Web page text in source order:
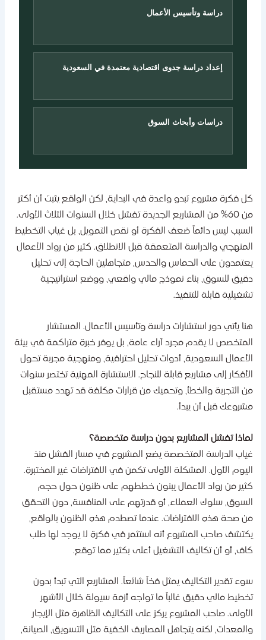
دراسة وتأسيس الأعمال
إعداد دراسة جدوى اقتصادية معتمدة في السعودية
دراسات وأبحاث السوق
فكرة مشروع تبدو واعدة في البداية، لكن الواقع يثبت أن أكثر
من 60% من المشاريع الجديدة تفشل خلال السنوات الثلاث الأولى.
ليس دائماً ضعف الفكرة أو نقص التمويل، بل غياب التخطيط
والدراسة المتعمقة قبل الانطلاق. كثير من رواد الأعمال
على الحماس والحدس، متجاهلين الحاجة إلى تحليل
للسوق، بناء نموذج مالي واقعي، ووضع استراتيجية
قابلة للتنفيذ.
يأتي دور استشارات دراسة وتأسيس الأعمال. المستشار
لا يقدم مجرد آراء عامة، بل يوفر خبرة متراكمة في بيئة
السعودية، أدوات تحليل احترافية، ومنهجية مجربة تحول
إلى مشاريع قابلة للنجاح. الاستشارة المهنية تختصر سنوات
التجربة والخطأ، وتحميك من قرارات مكلفة قد تهدد مستقبل
قبل أن يبدأ.
تفشل المشاريع بدون دراسة متخصصة؟
الدراسة المتخصصة يضع المشروع في مسار الفشل منذ
الأول. المشكلة الأولى تكمن في الافتراضات غير المختبرة.
من رواد الأعمال يبنون خططهم على ظنون حول حجم
سلوك العملاء، أو قدرتهم على المنافسة، دون التحقق
صحة هذه الافتراضات. عندما تصطدم هذه الظنون بالواقع،
صاحب المشروع أنه استثمر في فكرة لا يوجد لها طلب
أو أن تكاليف التشغيل أعلى بكثير مما توقع.
تقدير التكاليف يمثل فخاً شائعاً. المشاريع التي تبدأ بدون
مالي دقيق غالباً ما تواجه أزمة سيولة خلال الأشهر
صاحب المشروع يركز على التكاليف الظاهرة مثل الإيجار
لكنه يتجاهل المصاريف الخفية مثل التسويق، الصيانة،